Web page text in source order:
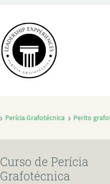
Perícia Grafotécnica Perito
Curso de Perícia
Grafotécnica